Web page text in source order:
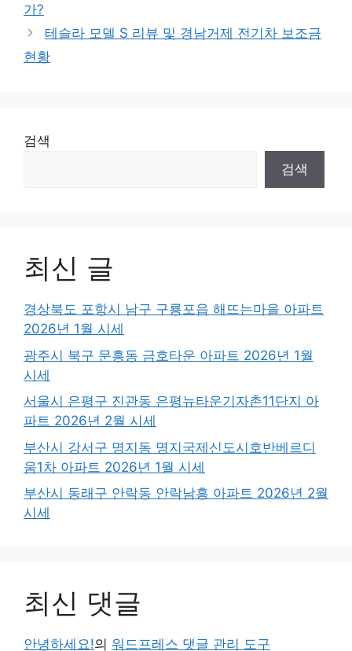
가?
테슬라 모델 S 리뷰 및 경남거제 전기차 보조금
현황
검색
검색
최신 글
경상북도 포항시 남구 구룡포읍 해뜨는마을 아파트
2026년 1월 시세
광주시 북구 문흥동 금호타운 아파트 2026년 1월
시세
서울시 은평구 진관동 은평뉴타운기자촌11단지 아
파트 2026년 2월 시세
부산시 강서구 명지동 명지국제신도시호반베르디
움1차 아파트 2026년 1월 시세
부산시 동래구 안락동 안락남흥 아파트 2026년 2월
시세
최신 댓글
안녕하세요!의 워드프레스 댓글 관리 도구